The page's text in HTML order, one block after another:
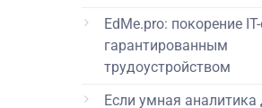
EdMe.pro: покорение
гарантированным
трудоустройством
Если умная аналитика